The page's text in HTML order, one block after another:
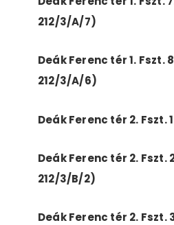
212/3/A/7)
Deák Ferenc tér 1. Fszt.
212/3/A/6)
Deák Ferenc tér 2. Fszt.
Deák Ferenc tér 2. Fszt.
212/3/B/2)
Deák Ferenc tér 2. Fszt.